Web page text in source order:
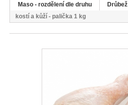
Maso - rozdělení dle druhu
Drůbež
kostí a kůží - palička 1 kg